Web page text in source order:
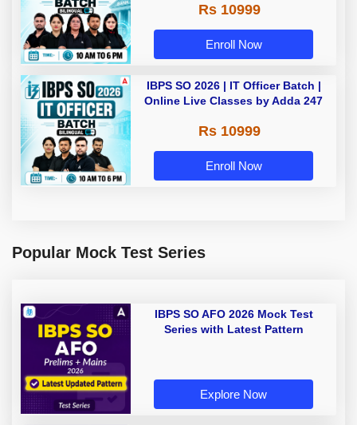
Rs 10999
Enroll Now
IBPS SO 2026 | IT Officer Batch |
Online Live Classes by Adda 247
Rs 10999
Enroll Now
Popular Mock Test Series
IBPS SO AFO 2026 Mock Test
Series with Latest Pattern
Explore Now